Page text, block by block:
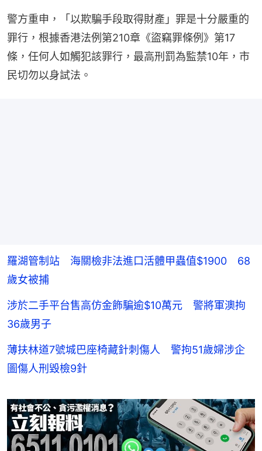
警方重申，「以欺騙手段取得財產」罪是十分嚴重的
罪行，根據香港法例第210章《盜竊罪條例》第17
條，任何人如觸犯該罪行，最高刑罰為監禁10年，市
民切勿以身試法。
羅湖管制站 海關檢非法進口活體甲蟲值$1900 68
歲女被捕
涉於二手平台售高仿金飾騙逾$10萬元 警將軍澳拘
36歲男子
薄扶林道7號城巴座椅藏針刺傷人 警拘51歲婦涉企
圖傷人刑毀檢9針